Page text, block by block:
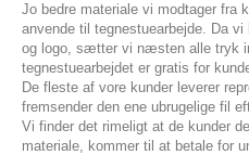
Jo bedre materiale vi modtager fra
anvende til tegnestuearbejde. Da
og logo, sætter vi næsten alle tryk
tegnestuearbejdet er gratis for
De fleste af vore kunder leverer
fremsender den ene ubrugelige fil
Vi finder det rimeligt at de kunder
materiale, kommer til at betale for